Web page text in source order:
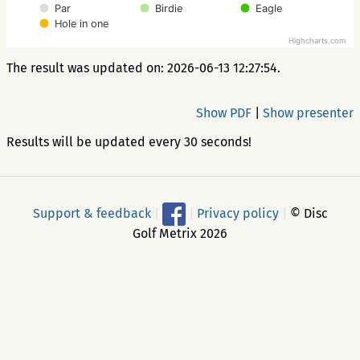
Par
Birdie
Eagle
Hole in one
Highcharts.com
The result was updated on: 2026-06-13 12:27:54.
Show presenter
Show PDF
Results will be updated every 30 seconds!
Support & feedback Privacy policy
© Disc
Golf Metrix 2026